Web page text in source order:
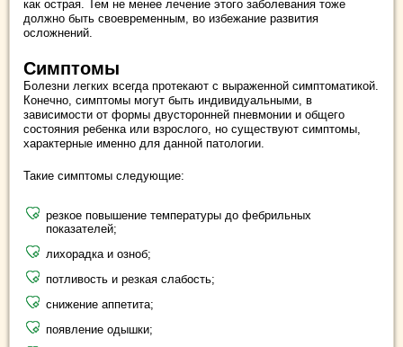
как острая. Тем не менее лечение этого заболевания тоже
должно быть своевременным, во избежание развития
осложнений.
Симптомы
Болезни легких всегда протекают с выраженной симптоматикой.
Конечно, симптомы могут быть индивидуальными, в
зависимости от формы двусторонней пневмонии и общего
состояния ребенка или взрослого, но существуют симптомы,
характерные именно для данной патологии.
Такие симптомы следующие:
резкое повышение температуры до фебрильных
показателей;
лихорадка и озноб;
потливость и резкая слабость;
снижение аппетита;
появление одышки;